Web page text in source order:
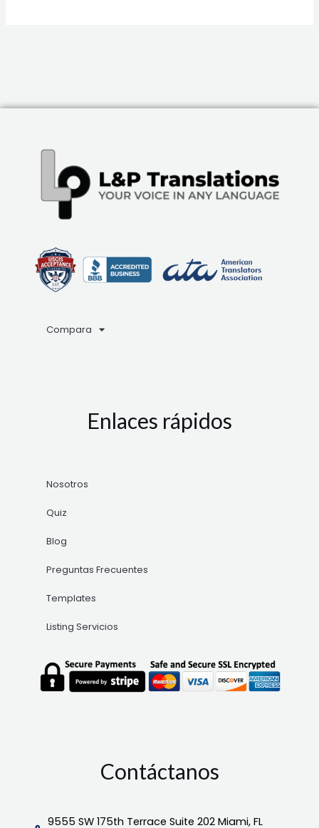
Compara
Enlaces rápidos
Nosotros
Quiz
Blog
Preguntas Frecuentes
Templates
Listing Servicios
Contáctanos
9555 SW 175th Terrace Suite 202 Miami, FL